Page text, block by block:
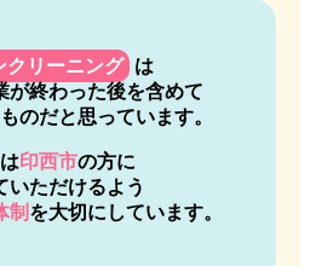
クリーニング は
が終わった後を含めて
のだと思っています。
印西市の方に
いただけるよう
制 を大切にしています。